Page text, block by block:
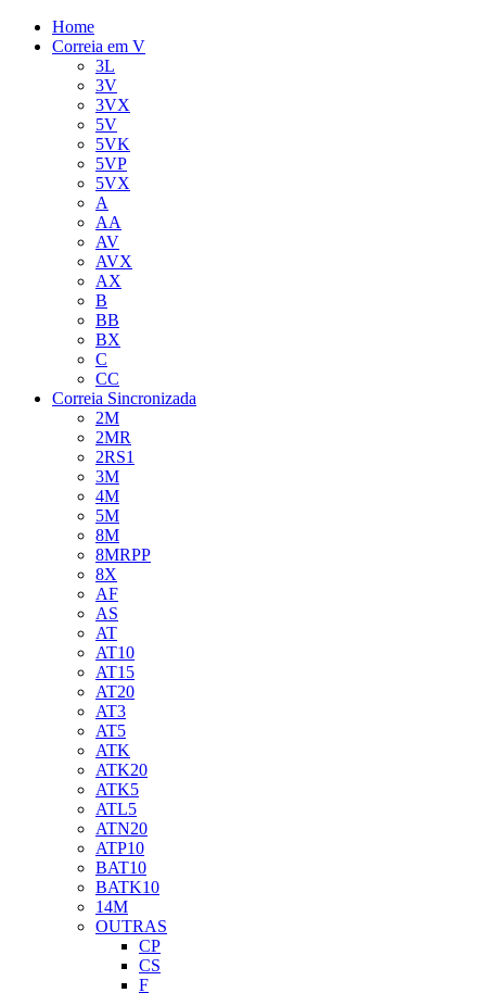
Home
Correia em V
3L
3V
3VX
5V
5VK
5VP
5VX
A
AA
AV
AVX
AX
B
BB
BX
C
CC
Correia Sincronizada
2M
2MR
2RS1
3M
4M
5M
8M
8MRPP
8X
AF
AS
AT
AT10
AT15
AT20
AT3
AT5
ATK
ATK20
ATK5
ATL5
ATN20
ATP10
BAT10
BATK10
14M
OUTRAS
CP
CS
F